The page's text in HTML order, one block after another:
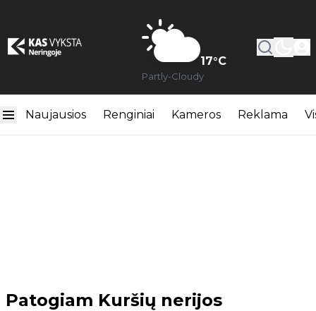
17°C
Partly-Cloudy
Naujausios Renginiai Kameros Reklama
Patogiam Kuršių nerijos